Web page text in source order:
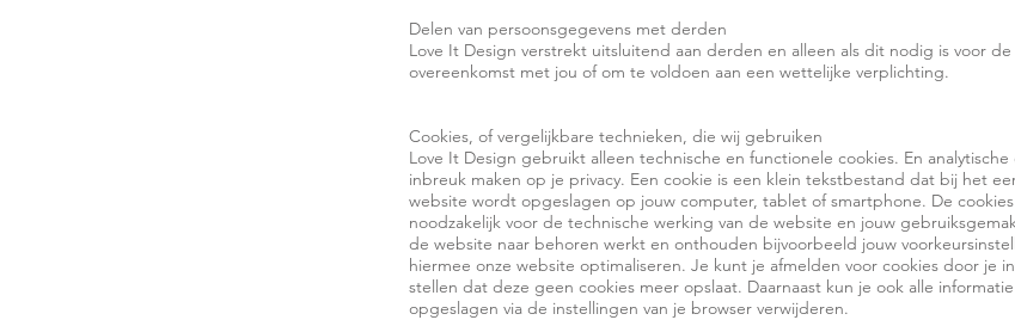
Delen van persoonsgegevens met derden
Love It Design verstrekt uitsluitend aan derden en alleen als dit nodig is voor
overeenkomst met jou of om te voldoen aan een wettelijke verplichting.
Cookies, of vergelijkbare technieken, die wij gebruiken
Love It Design gebruikt alleen technische en functionele cookies. En
inbreuk maken op je privacy. Een cookie is een klein tekstbestand dat bij het
website wordt opgeslagen op jouw computer, tablet of smartphone. De
noodzakelijk voor de technische werking van de website en jouw
de website naar behoren werkt en onthouden bijvoorbeeld jouw
hiermee onze website optimaliseren. Je kunt je afmelden voor cookies door je
stellen dat deze geen cookies meer opslaat. Daarnaast kun je ook alle
opgeslagen via de instellingen van je browser verwijderen.